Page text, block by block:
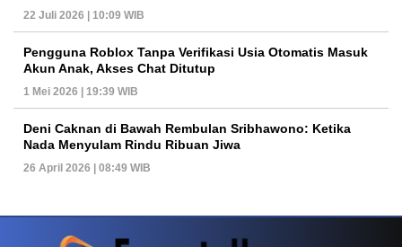
22 Juli 2026 | 10:09 WIB
Pengguna Roblox Tanpa Verifikasi Usia Otomatis Masuk
Akun Anak, Akses Chat Ditutup
1 Mei 2026 | 19:39 WIB
Deni Caknan di Bawah Rembulan Sribhawono: Ketika
Nada Menyulam Rindu Ribuan Jiwa
26 April 2026 | 08:49 WIB